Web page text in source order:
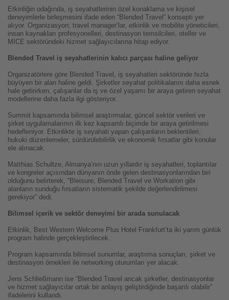
Etkinliğin odağında, iş seyahatlerinin özel konaklama ve kişisel
deneyimlerle birleşmesini ifade eden “Blended Travel” konsepti yer
alıyor. Organizasyon; travel manager’lar, etkinlik ve mobilite yöneticileri,
insan kaynakları profesyonelleri, destinasyon temsilcileri, oteller ve
MICE sektöründeki hizmet sağlayıcılarına hitap ediyor.
Blended Travel iş seyahatlerinin kalıcı parçası haline geliyor
Organizatörlere göre Blended Travel, iş seyahatleri sektöründe hızla
büyüyen bir alan haline geldi. Şirketler seyahat politikalarını daha esnek
hale getirirken, çalışanlar da iş ve özel yaşamı bir araya getiren seyahat
modellerine daha fazla ilgi gösteriyor.
Summit kapsamında bilimsel araştırmalar, güncel sektör verileri ve
şirket uygulamalarının ilk kez kapsamlı biçimde bir araya getirilmesi
hedefleniyor. Etkinlikte iş seyahati yapan çalışanların beklentileri,
hukuki düzenlemeler, sürdürülebilirlik ve ekonomik fırsatlar gibi konular
ele alınacak.
Matthias Schultze, Almanya’nın uzun yıllardır iş seyahatleri, toplantılar
ve kongreler açısından dünyanın önde gelen destinasyonlarından biri
olduğunu belirterek, “Bleisure, Blended Travel ve Workation gibi
alanların sunduğu fırsatların sistematik şekilde değerlendirilmesi
gerekiyor” dedi.
Bilimsel içerik ve sektör deneyimi bir arada sunulacak
Etkinlik, Best Western Welcome Plus Hotel Frankfurt’ta iki yarım günlük
program halinde gerçekleştirilecek.
Program kapsamında bilimsel sunumlar, araştırma sonuçları, şirket ve
destinasyon örnekleri ile networking oturumları yer alacak.
Jens Schließmann ise “Blended Travel ancak şirketler, destinasyonlar
ve hizmet sağlayıcılar ortak bir anlayış geliştirdiğinde başarılı olabilir”
ifadelerini kullandı.